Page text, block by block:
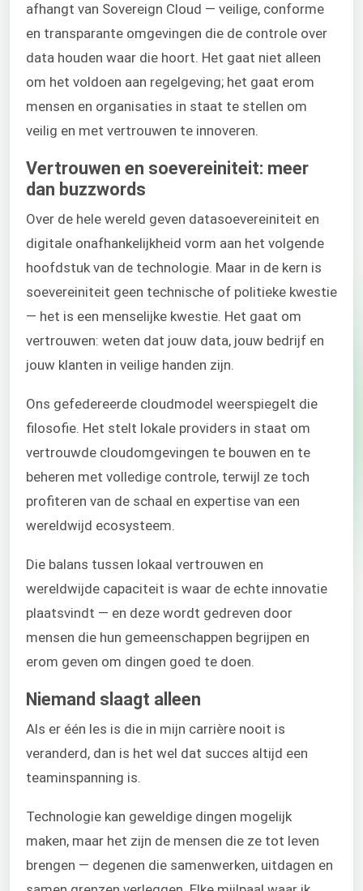
afhangt van Sovereign Cloud — veilige, conforme
en transparante omgevingen die de controle over
data houden waar die hoort. Het gaat niet alleen
om het voldoen aan regelgeving; het gaat erom
mensen en organisaties in staat te stellen om
veilig en met vertrouwen te innoveren.
Vertrouwen en soevereiniteit: meer
dan buzzwords
Over de hele wereld geven datasoevereiniteit en
digitale onafhankelijkheid vorm aan het volgende
hoofdstuk van de technologie. Maar in de kern is
soevereiniteit geen technische of politieke kwestie
— het is een menselijke kwestie. Het gaat om
vertrouwen: weten dat jouw data, jouw bedrijf en
jouw klanten in veilige handen zijn.
Ons gefedereerde cloudmodel weerspiegelt die
filosofie. Het stelt lokale providers in staat om
vertrouwde cloudomgevingen te bouwen en te
beheren met volledige controle, terwijl ze toch
profiteren van de schaal en expertise van een
wereldwijd ecosysteem.
Die balans tussen lokaal vertrouwen en
wereldwijde capaciteit is waar de echte innovatie
plaatsvindt — en deze wordt gedreven door
mensen die hun gemeenschappen begrijpen en
erom geven om dingen goed te doen.
Niemand slaagt alleen
Als er één les is die in mijn carrière nooit is
veranderd, dan is het wel dat succes altijd een
teaminspanning is.
Technologie kan geweldige dingen mogelijk
maken, maar het zijn de mensen die ze tot leven
brengen — degenen die samenwerken, uitdagen en